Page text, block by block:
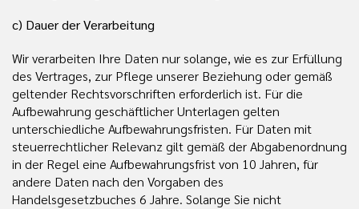
c) Dauer der Verarbeitung
Wir verarbeiten Ihre Daten nur solange, wie es zur Erfüllung
des Vertrages, zur Pflege unserer Beziehung oder gemäß
geltender Rechtsvorschriften erforderlich ist. Für die
Aufbewahrung geschäftlicher Unterlagen gelten
unterschiedliche Aufbewahrungsfristen. Für Daten mit
steuerrechtlicher Relevanz gilt gemäß der Abgabenordnung
in der Regel eine Aufbewahrungsfrist von 10 Jahren, für
andere Daten nach den Vorgaben des
Handelsgesetzbuches 6 Jahre. Solange Sie nicht